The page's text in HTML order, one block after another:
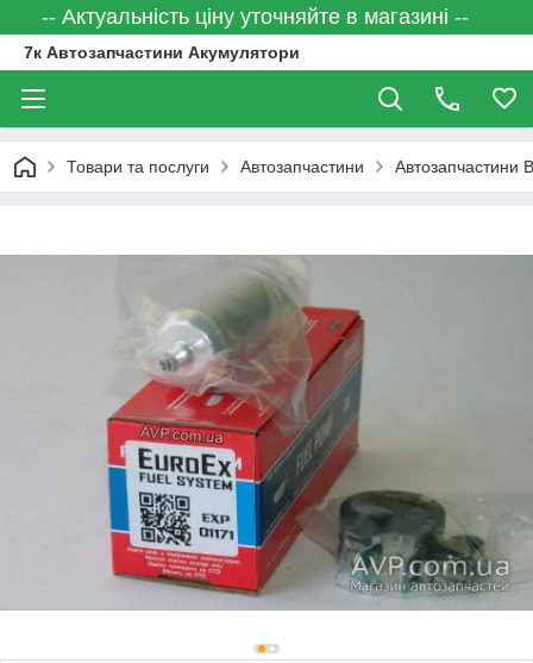
-- Актуальність ціну уточняйте в магазині --
7к Автозапчастини Акумулятори
Товари та послуги Автозапчастини Автозапчастини